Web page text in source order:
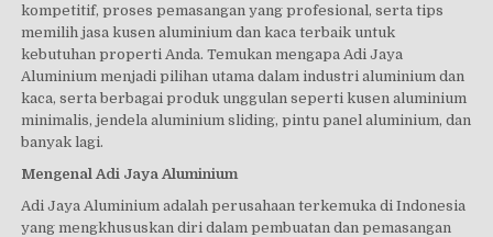
kompetitif, proses pemasangan yang profesional, serta tips
memilih jasa kusen aluminium dan kaca terbaik untuk
kebutuhan properti Anda. Temukan mengapa Adi Jaya
Aluminium menjadi pilihan utama dalam industri aluminium dan
kaca, serta berbagai produk unggulan seperti kusen aluminium
minimalis, jendela aluminium sliding, pintu panel aluminium, dan
banyak lagi.
Mengenal Adi Jaya Aluminium
Adi Jaya Aluminium adalah perusahaan terkemuka di Indonesia
yang mengkhususkan diri dalam pembuatan dan pemasangan